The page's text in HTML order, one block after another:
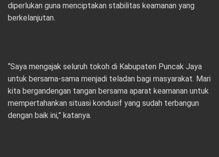
diperlukan guna menciptakan stabilitas keamanan yang
berkelanjutan.
“Saya mengajak seluruh tokoh di Kabupaten Puncak Jaya
untuk bersama-sama menjadi teladan bagi masyarakat. Mari
kita bergandengan tangan bersama aparat keamanan untuk
mempertahankan situasi kondusif yang sudah terbangun
dengan baik ini,” katanya.